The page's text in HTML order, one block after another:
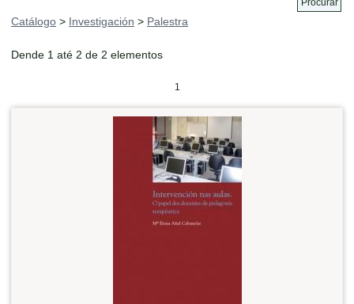
Catálogo > Investigación > Palestra
Dende 1 até 2 de 2 elementos
1